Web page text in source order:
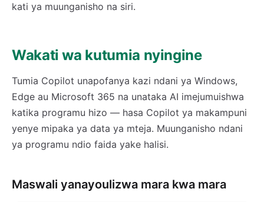
kati ya muunganisho na siri.
Wakati wa kutumia nyingine
Tumia Copilot unapofanya kazi ndani ya Windows,
Edge au Microsoft 365 na unataka AI imejumuishwa
katika programu hizo — hasa Copilot ya makampuni
yenye mipaka ya data ya mteja. Muunganisho ndani
ya programu ndio faida yake halisi.
Maswali yanayoulizwa mara kwa mara